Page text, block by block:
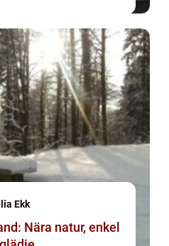
Ekk
Nära natur, enkel